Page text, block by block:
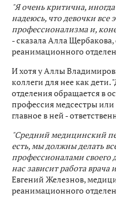
"Я очень критична,
надеюсь, что девочки все
профессионализма и,
- сказала Алла
реанимационного
И хотя у Аллы
коллеги для нее как дети.
отделения обращается в
профессия медсестры
главное в ней -
"Средний медицинский
есть, мы должны делать
профессионалами своего
нас зависит работа
Евгений Железнов,
реанимационного